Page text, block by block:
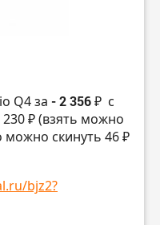
Q4 за - 2 356 ₽ с
₽ (взять можно
скинуть 46 ₽
bjz2?